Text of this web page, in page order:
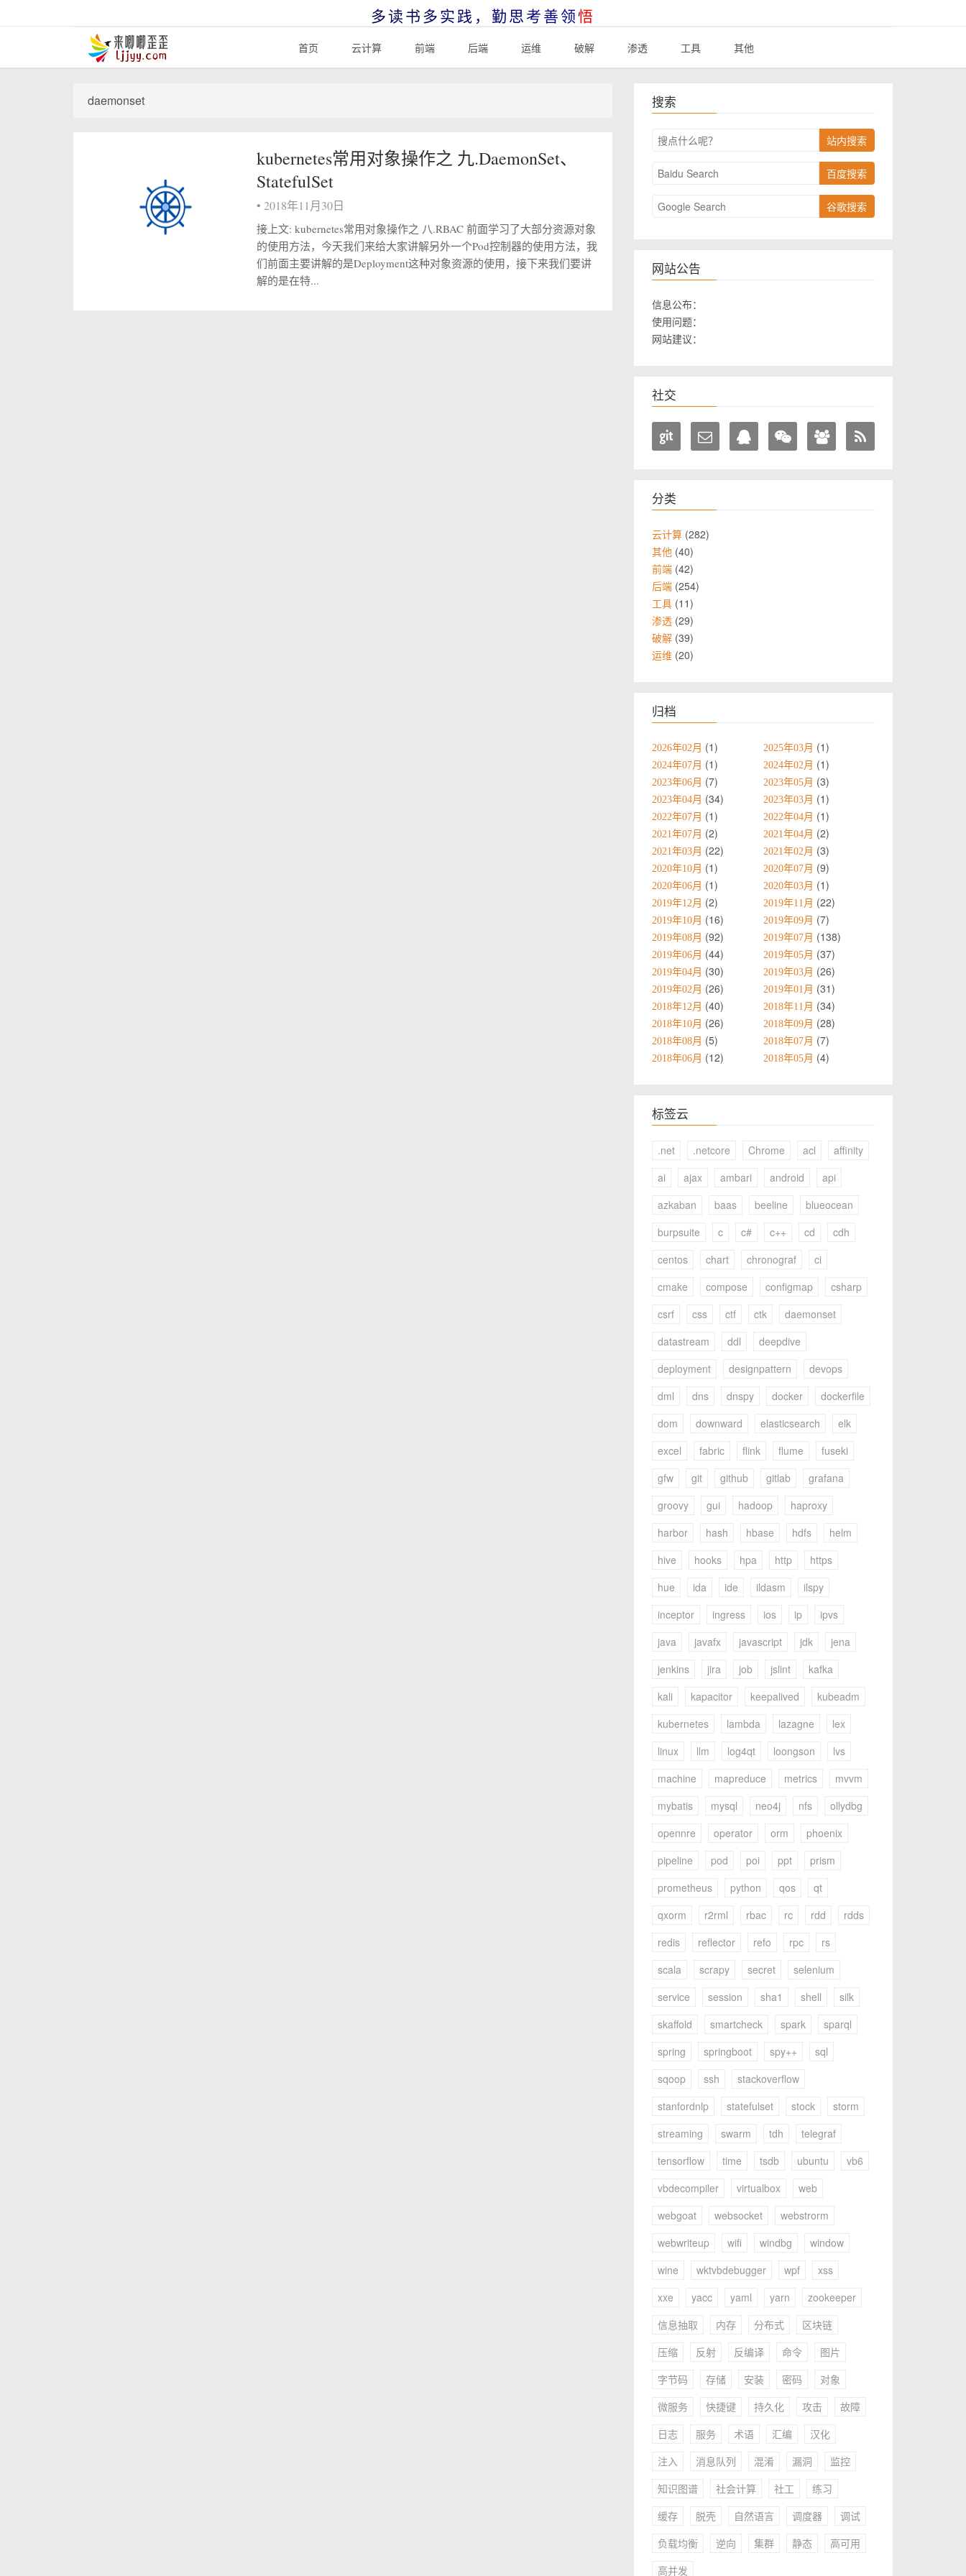
多读书多实践，勤思考善领悟
首页 云计算 前端 后端 运维 破解 渗透 工具 其他
daemonset
kubernetes常用对象操作之 九.DaemonSet、
StatefulSet
• 2018年11月30日
接上文: kubernetes常用对象操作之 八.RBAC 前面学习了大部分资源对象
的使用方法，今天我们来给大家讲解另外一个Pod控制器的使用方法，我
们前面主要讲解的是Deployment这种对象资源的使用，接下来我们要讲
解的是在特...
搜索
站内搜索
百度搜索
谷歌搜索
网站公告
信息公布：
使用问题：
网站建议：
社交
分类
云计算 282
其他 40
前端 42
后端 254
工具 11
渗透 29
破解 39
运维 20
归档
2026年02月 1 2025年03月 1
2024年07月 1 2024年02月 1
2023年06月 7 2023年05月 3
2023年04月 34 2023年03月 1
2022年07月 1 2022年04月 1
2021年07月 2 2021年04月 2
2021年03月 22 2021年02月 3
2020年10月 1 2020年07月 9
2020年06月 1 2020年03月 1
2019年12月 2 2019年11月 22
2019年10月 16 2019年09月 7
2019年08月 92 2019年07月 138
2019年06月 44 2019年05月 37
2019年04月 30 2019年03月 26
2019年02月 26 2019年01月 31
2018年12月 40 2018年11月 34
2018年10月 26 2018年09月 28
2018年08月 5 2018年07月 7
2018年06月 12 2018年05月 4
标签云
.net .netcore Chrome acl
affinity
ai
ajax ambari android
api
azkaban
baas beeline
blueocean
burpsuite
c c# c++ cd
cdh
centos
chart chronograf
ci
cmake
compose configmap
csharp
csrf
css ctf ctk
daemonset
datastream
ddl
deepdive
deployment
designpattern
devops
dml
dns dnspy docker
dockerfile
dom
downward elasticsearch
elk
excel
fabric flink flume
fuseki
gfw
git github gitlab
grafana
groovy
gui hadoop
haproxy
harbor
hash hbase hdfs
helm
hive
hooks hpa http
https
hue
ida ide ildasm
ilspy
inceptor
ingress ios ip
ipvs
java
javafx javascript jdk
jena
jenkins
jira job jslint
kafka
kali
kapacitor keepalived
kubeadm
kubernetes
lambda lazagne
lex
linux
llm log4qt loongson
lvs
machine
mapreduce metrics
mvvm
mybatis
mysql neo4j nfs
ollydbg
opennre
operator orm
phoenix
pipeline
pod poi ppt
prism
prometheus
python qos
qt
qxorm
r2rml rbac rc rdd
rdds
redis
reflector refo rpc
rs
scala
scrapy secret
selenium
service
session sha1 shell
silk
skaffold
smartcheck spark
sparql
spring
springboot spy++
sql
sqoop
ssh
stackoverflow
stanfordnlp
statefulset stock
storm
streaming
swarm tdh
telegraf
tensorflow
time tsdb ubuntu
vb6
vbdecompiler
virtualbox
web
webgoat
websocket
webstrorm
webwriteup
wifi windbg
window
wine
wktvbdebugger wpf
xss
xxe
yacc yaml yarn
zookeeper
信息抽取
内存 分布式
区块链
压缩
反射 反编译 命令
图片
字节码
存储 安装 密码
对象
微服务
快捷键 持久化 攻击
故障
日志
服务 术语 汇编
汉化
注入
消息队列 混淆 漏洞
监控
知识图谱
社会计算 社工
练习
缓存
脱壳 自然语言 调度器
调试
负载均衡
逆向 集群 静态
高可用
高并发